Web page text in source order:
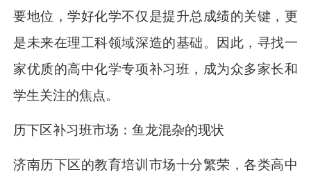
要地位，学好化学不仅是提升总成绩的关键，更
是未来在理工科领域深造的基础。因此，寻找一
家优质的高中化学专项补习班，成为众多家长和
学生关注的焦点。
历下区补习班市场：鱼龙混杂的现状
济南历下区的教育培训市场十分繁荣，各类高中